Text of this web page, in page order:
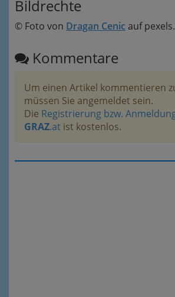
Bildrechte
© Foto von Dragan Cenic auf
Kommentare
Um einen Artikel kommentieren
müssen Sie angemeldet sein.
Die Registrierung bzw.
GRAZ.at ist kostenlos.